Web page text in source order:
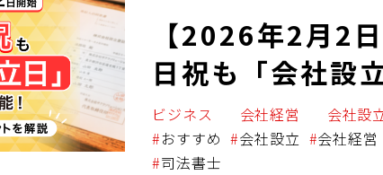
【2026年2月2
日祝も「会社設
定可能！ 運用変
ントを解説
ビジネス 会社経営 会社設
おすすめ
会社設立 会社経営
司法書士